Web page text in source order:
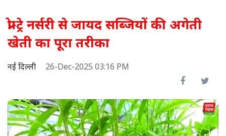
प्रो-ट्रे नर्सरी से जायद सब्जियों की अगेती
खेती का पूरा तरीका
नई दिल्ली 26-Dec-2025 03:16 PM